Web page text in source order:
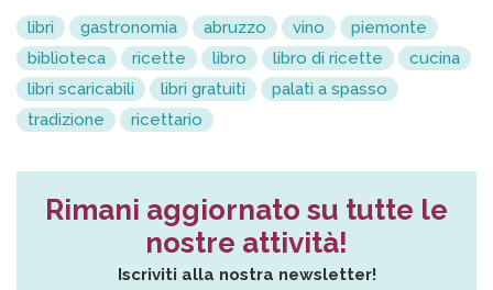
libri gastronomia abruzzo vino
piemonte
biblioteca
ricette libro libro di ricette
cucina
libri scaricabili
libri gratuiti
palati a spasso
tradizione
ricettario
Rimani aggiornato su tutte le
nostre attività!
Iscriviti alla nostra newsletter!